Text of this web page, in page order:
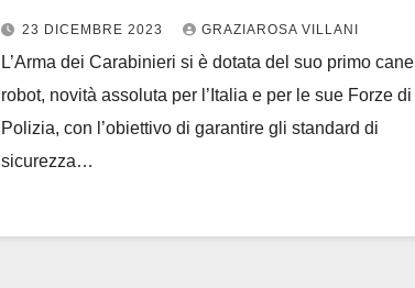
23 DICEMBRE 2023 GRAZIAROSA VILLANI
L’Arma dei Carabinieri si è dotata del suo primo cane
robot, novità assoluta per l’Italia e per le sue Forze di
Polizia, con l’obiettivo di garantire gli standard di
sicurezza…